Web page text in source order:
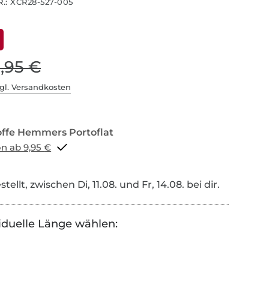
XCR28-527-005
€
Versandkosten
Portoflat schon ab 9,95 €
zwischen Di, 11.08. und Fr, 14.08. bei dir.
Länge wählen: